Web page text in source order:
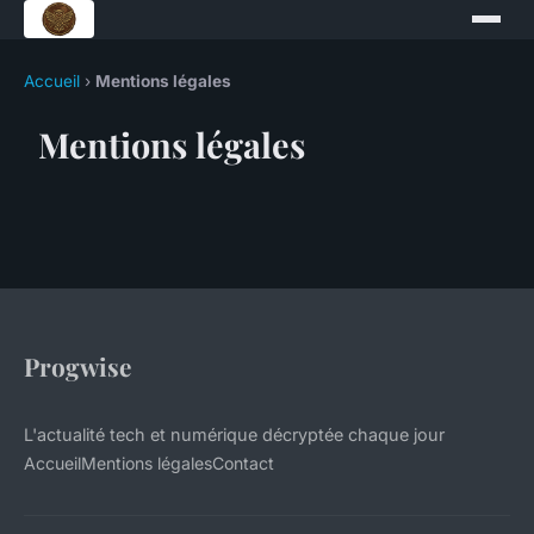
Accueil › Mentions légales
Mentions légales
Progwise
L'actualité tech et numérique décryptée chaque jour
AccueilMentions légalesContact